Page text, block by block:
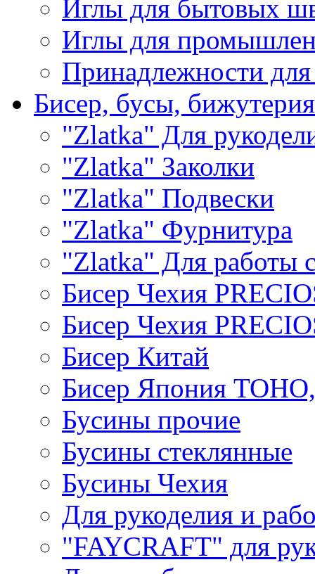
Иглы для бытовых
Иглы для
Принадлежности
Бисер, бусы, бижутерия
"Zlatka" Для
"Zlatka" Заколки
"Zlatka" Подвески
"Zlatka" Фурнитура
"Zlatka" Для работы
Бисер Чехия
Бисер Чехия
Бисер Китай
Бисер Япония
Бусины прочие
Бусины стеклянные
Бусины Чехия
Для рукоделия и
"FAYCRAFT" для